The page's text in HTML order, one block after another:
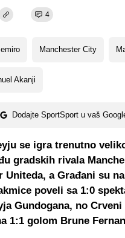
4
Manchester City
Akanji
Dodajte SportSport u vaš
se igra trenutno
gradskih rivala
Uniteda, a Građani su
poveli sa 1:0
Gundogana, no
1:1 golom Brune